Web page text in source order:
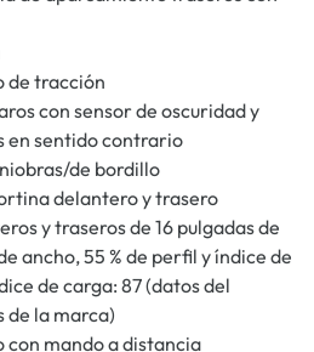
de tracción
con sensor de oscuridad y
en sentido contrario
de bordillo
delantero y trasero
y traseros de 16 pulgadas de
ancho, 55 % de perfil y índice de
de carga: 87 (datos del
de la marca)
mando a distancia